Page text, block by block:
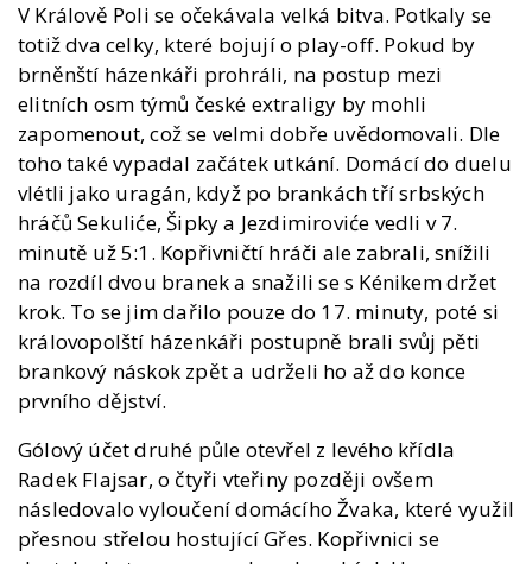
V Králově Poli se očekávala velká bitva. Potkaly se
totiž dva celky, které bojují o play-off. Pokud by
brněnští házenkáři prohráli, na postup mezi
elitních osm týmů české extraligy by mohli
zapomenout, což se velmi dobře uvědomovali. Dle
toho také vypadal začátek utkání. Domácí do duelu
vlétli jako uragán, když po brankách tří srbských
hráčů Sekuliće, Šipky a Jezdimiroviće vedli v 7.
minutě už 5:1. Kopřivničtí hráči ale zabrali, snížili
na rozdíl dvou branek a snažili se s Kénikem držet
krok. To se jim dařilo pouze do 17. minuty, poté si
královopolští házenkáři postupně brali svůj pěti
brankový náskok zpět a udrželi ho až do konce
prvního dějství.
Gólový účet druhé půle otevřel z levého křídla
Radek Flajsar, o čtyři vteřiny později ovšem
následovalo vyloučení domácího Žvaka, které využil
přesnou střelou hostující Gřes. Kopřivnici se